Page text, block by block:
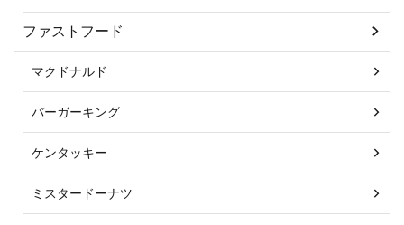
ファストフード
マクドナルド
バーガーキング
ケンタッキー
ミスタードーナツ